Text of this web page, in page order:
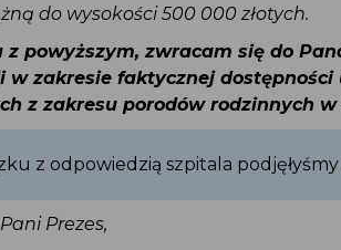
do wysokości 500 000 złotych.
z powyższym, zwracam się do
w zakresie faktycznej
z zakresu porodów rodzinnych w
z odpowiedzią szpitala
Prezes,